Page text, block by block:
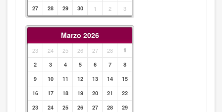
27
28 29 30 1 2 3
Marzo 2026
23 24 25 26 27 28
1
2
3 4 5 6 7
8
9
10 11 12 13 14
15
16
17 18 19 20 21
22
23
24 25 26 27 28
29